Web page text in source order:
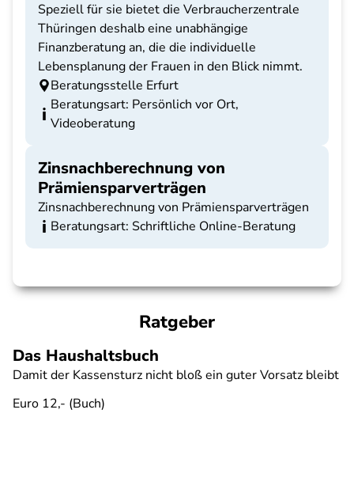
Speziell für sie bietet die Verbraucherzentrale
Thüringen deshalb eine unabhängige
Finanzberatung an, die die individuelle
Lebensplanung der Frauen in den Blick nimmt.
Beratungsstelle Erfurt
Beratungsart: Persönlich vor Ort,
Videoberatung
Zinsnachberechnung von
Prämiensparverträgen
Zinsnachberechnung von Prämiensparverträgen
Beratungsart: Schriftliche Online-Beratung
Ratgeber
Das Haushaltsbuch
Damit der Kassensturz nicht bloß ein guter Vorsatz bleibt
Euro 12,- (Buch)